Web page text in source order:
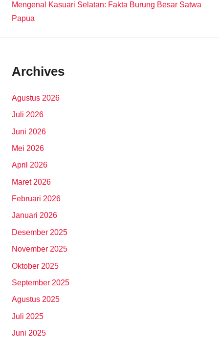
Mengenal Kasuari Selatan: Fakta Burung Besar Satwa
Papua
Archives
Agustus 2026
Juli 2026
Juni 2026
Mei 2026
April 2026
Maret 2026
Februari 2026
Januari 2026
Desember 2025
November 2025
Oktober 2025
September 2025
Agustus 2025
Juli 2025
Juni 2025